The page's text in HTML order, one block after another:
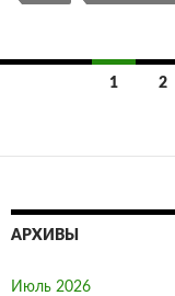
по
1 2
АРХИВЫ
Июль 2026